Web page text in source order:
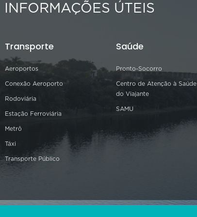
INFORMAÇÕES ÚTEIS
Transporte
Aeroportos
Conexão Aeroporto
Rodoviária
Estação Ferroviária
Metrô
Táxi
Transporte Público
Saúde
Pronto-Socorro
Centro de Atenção à Saúde
do Viajante
SAMU